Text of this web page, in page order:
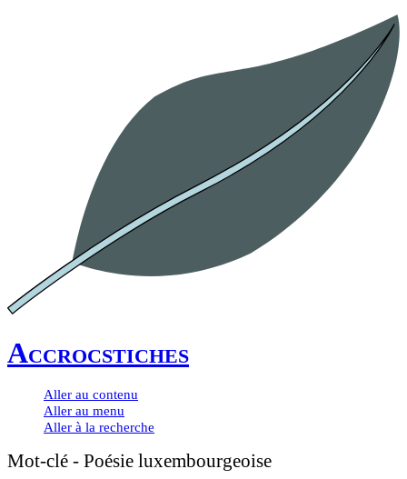
Accrocstiches
Aller au contenu
Aller au menu
Aller à la recherche
Mot-clé - Poésie luxembourgeoise